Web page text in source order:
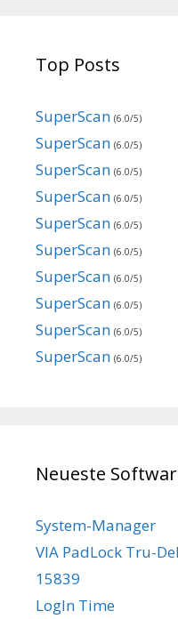
Top Posts
SuperScan (6.0/5)
SuperScan (6.0/5)
SuperScan (6.0/5)
SuperScan (6.0/5)
SuperScan (6.0/5)
SuperScan (6.0/5)
SuperScan (6.0/5)
SuperScan (6.0/5)
SuperScan (6.0/5)
SuperScan (6.0/5)
Neueste
System-Manager
VIA PadLock Tru-
15839
LogIn Time